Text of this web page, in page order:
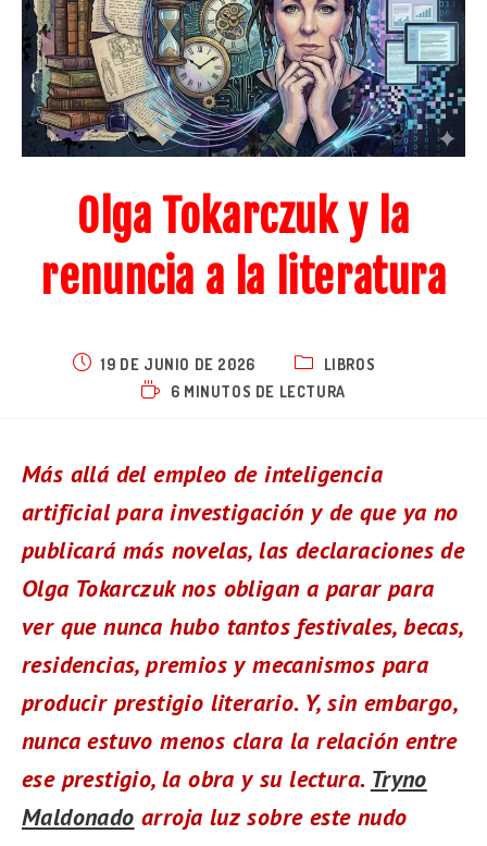
Olga Tokarczuk y la
renuncia a la literatura
19 DE JUNIO DE 2026
LIBROS
6 MINUTOS DE LECTURA
Más allá del empleo de inteligencia
artificial para investigación y de que ya no
publicará más novelas, las declaraciones de
Olga Tokarczuk nos obligan a parar para
ver que nunca hubo tantos festivales, becas,
residencias, premios y mecanismos para
producir prestigio literario. Y, sin embargo,
nunca estuvo menos clara la relación entre
ese prestigio, la obra y su lectura. Tryno
Maldonado arroja luz sobre este nudo